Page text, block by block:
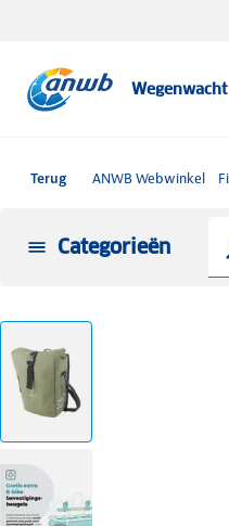
Wegenwacht
Terug ANWB Webwinkel
Categorieën